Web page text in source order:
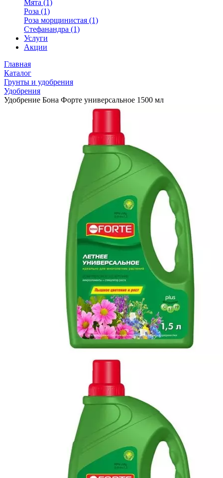
Мята (1)
Роза (1)
Роза морщинистая (1)
Стефанандра (1)
Услуги
Акции
Главная
Каталог
Грунты и удобрения
Удобрения
Удобрение Бона Форте универсальное 1500 мл